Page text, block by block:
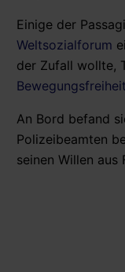
Einige der
Weltsozialforum
der Zufall wollte,
An Bord befand
Polizeibeamten
seinen Willen